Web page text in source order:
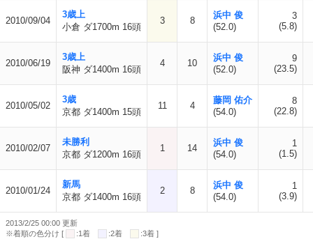
2010/09/04
3歳上
小倉 ダ1700m 16頭
3 8
浜中 俊
(52.0)
3
(5.8)
2010/06/19
3歳上
阪神 ダ1400m 16頭
4 10
浜中 俊
(52.0)
9
(23.5)
2010/05/02
3歳
京都 ダ1400m 15頭
11 4
藤岡 佑介
(54.0)
8
(22.8)
2010/02/07
未勝利
京都 ダ1200m 16頭
1 14
浜中 俊
(54.0)
1
(1.5)
2010/01/24
新馬
京都 ダ1400m 16頭
2 8
浜中 俊
(54.0)
1
(3.9)
2013/2/25 00:00 更新
※着順の色分け [
:1着 :2着 :3着 ]